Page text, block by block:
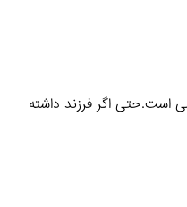
است.حتی اگر فرزند داشته